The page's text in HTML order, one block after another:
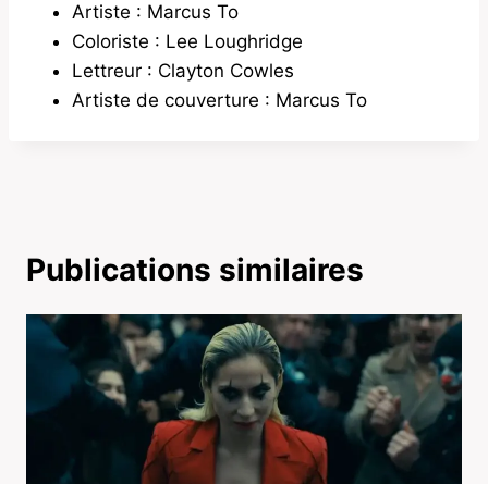
Artiste : Marcus To
Coloriste : Lee Loughridge
Lettreur : Clayton Cowles
Artiste de couverture : Marcus To
Publications similaires